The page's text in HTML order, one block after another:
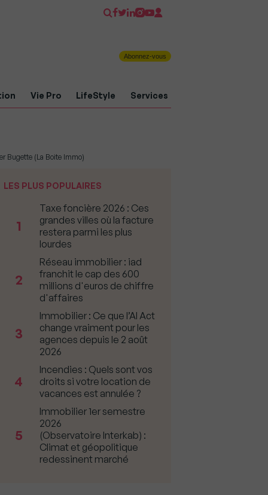
Abonnez-vous
Vie Pro LifeStyle Services
Bugette (La Boite Immo)
LES PLUS POPULAIRES
1
Taxe foncière 2026 : Ces
grandes villes où la facture
restera parmi les plus
lourdes
2
Réseau immobilier : iad
franchit le cap des 600
millions d'euros de chiffre
d'affaires
3
Immobilier : Ce que l’AI Act
change vraiment pour les
agences depuis le 2 août
2026
4
Incendies : Quels sont vos
droits si votre location de
vacances est annulée ?
5
Immobilier 1er semestre
2026
(Observatoire Interkab) :
Climat et géopolitique
redessinent marché